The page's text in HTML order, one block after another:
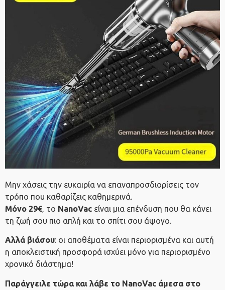
Μην χάσεις την ευκαιρία να επαναπροσδιορίσεις τον
τρόπο που καθαρίζεις καθημερινά.
Μόνο 29€, το NanoVac είναι μια επένδυση που θα κάνει
τη ζωή σου πιο απλή και το σπίτι σου άψογο.
Αλλά βιάσου: οι αποθέματα είναι περιορισμένα και αυτή
η αποκλειστική προσφορά ισχύει μόνο για περιορισμένο
χρονικό διάστημα!
Παράγγειλε τώρα και λάβε το NanoVac άμεσα στο